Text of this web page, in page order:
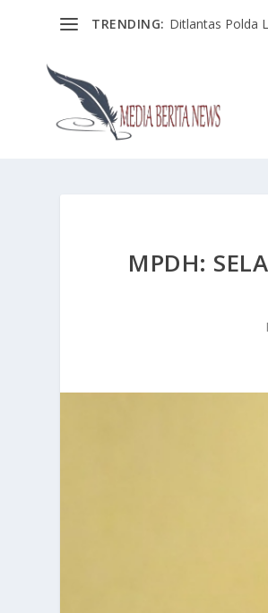
TRENDING: Ditlantas Polda
MPDH: